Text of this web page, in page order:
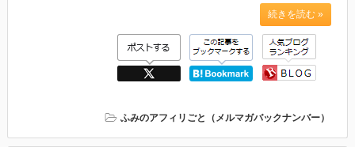
続きを読む »
ふみのアフィリごと（メルマガバックナンバー）